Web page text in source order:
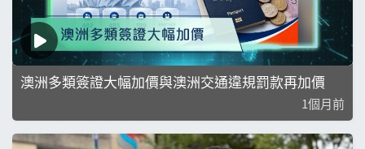
澳洲多類簽證大幅加價與澳洲交通違規罰款再加價
1個月前